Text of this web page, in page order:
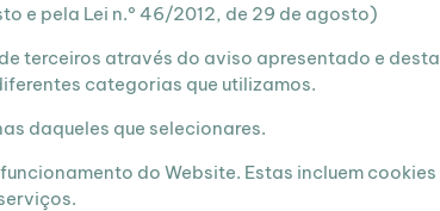
e pela Lei n.º 46/2012, de 29 de agosto)
terceiros através do aviso apresentado e desta
categorias que utilizamos.
daqueles que selecionares.
do Website. Estas incluem cookies